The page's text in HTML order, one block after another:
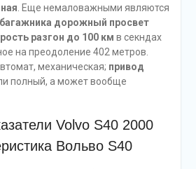
. Еще немаловажными являются
дорожный просвет
разгон до 100 км в секндах
на преодоление 402 метров.
механическая; привод
полный, а может вообще
Volvo S40 2000
Вольво S40